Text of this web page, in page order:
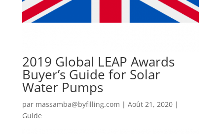
2019 Global LEAP Awards
Buyer’s Guide for Solar
Water Pumps
par massamba@byfilling.com | Août 21, 2020|
Guide